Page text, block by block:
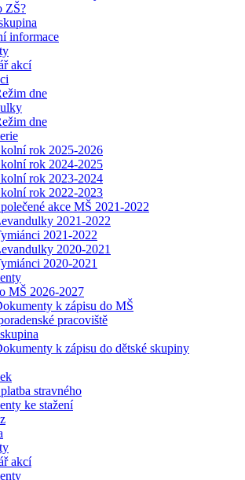
ZŠ?
informace
akcí
dne
dne
rok 2025-2026
rok 2024-2025
rok 2023-2024
rok 2022-2023
akce MŠ 2021-2022
2021-2022
2021-2022
2020-2021
2020-2021
MŠ 2026-2027
k zápisu do MŠ
pracoviště
k zápisu do dětské skupiny
stravného
ke stažení
akcí